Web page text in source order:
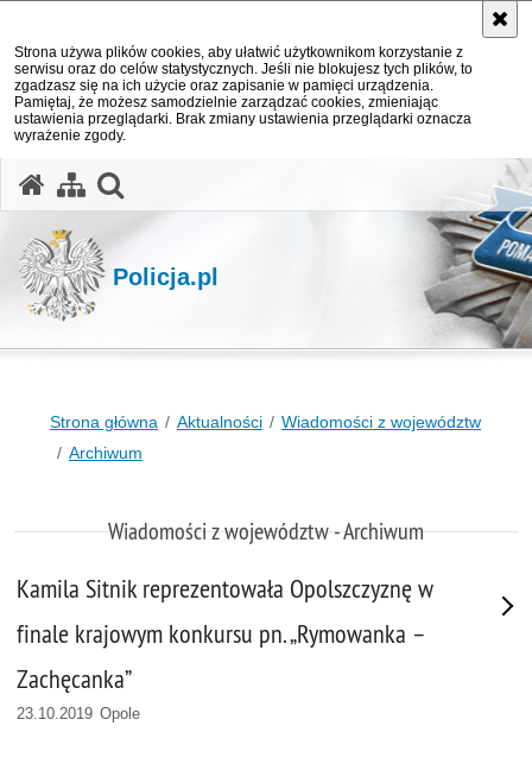
Strona używa plików cookies, aby ułatwić użytkownikom korzystanie z
serwisu oraz do celów statystycznych. Jeśli nie blokujesz tych plików, to
zgadzasz się na ich użycie oraz zapisanie w pamięci urządzenia.
Pamiętaj, że możesz samodzielnie zarządzać cookies, zmieniając
ustawienia przeglądarki. Brak zmiany ustawienia przeglądarki oznacza
wyrażenie zgody.
Policja.pl
Strona główna Aktualności
Wiadomości z województw
Archiwum
Wiadomości z województw - Archiwum
Kamila Sitnik reprezentowała Opolszczyznę w
finale krajowym konkursu pn. „Rymowanka –
Zachęcanka”
23.10.2019 Opole